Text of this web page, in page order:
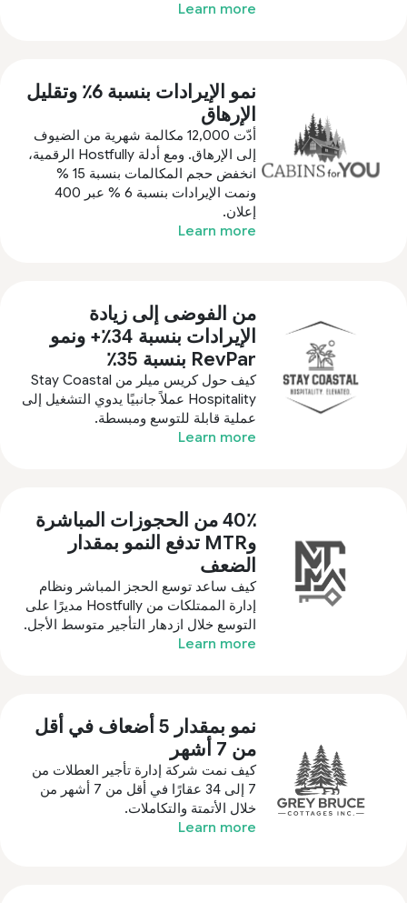
Learn more
نمو الإيرادات بنسبة 6٪ وتقليل
الإرهاق
أدّت 12,000 مكالمة شهرية من الضيوف
إلى الإرهاق. ومع أدلة Hostfully الرقمية،
انخفض حجم المكالمات بنسبة 15 %
ونمت الإيرادات بنسبة 6 % عبر 400
إعلان.
Learn more
من الفوضى إلى زيادة
الإيرادات بنسبة 34٪+ ونمو
RevPar بنسبة 35٪
كيف حول كريس ميلر من Stay Coastal
Hospitality عملاً جانبيًا يدوي التشغيل إلى
عملية قابلة للتوسع ومبسطة.
Learn more
40٪ من الحجوزات المباشرة
وMTR تدفع النمو بمقدار
الضعف
كيف ساعد توسع الحجز المباشر ونظام
إدارة الممتلكات من Hostfully مديرًا على
التوسع خلال ازدهار التأجير متوسط الأجل.
Learn more
نمو بمقدار 5 أضعاف في أقل
من 7 أشهر
كيف نمت شركة إدارة تأجير العطلات من
7 إلى 34 عقارًا في أقل من 7 أشهر من
خلال الأتمتة والتكاملات.
Learn more